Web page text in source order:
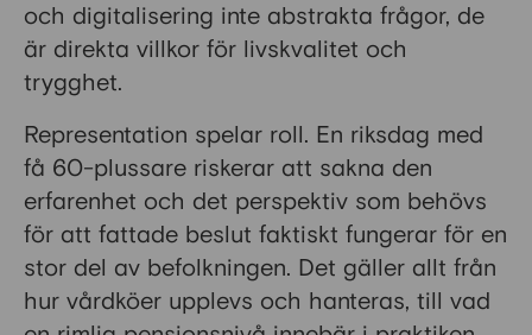
och digitalisering inte abstrakta frågor, de
är direkta villkor för livskvalitet och
trygghet.
Representation spelar roll. En riksdag med
få 60-plussare riskerar att sakna den
erfarenhet och det perspektiv som behövs
för att fattade beslut faktiskt fungerar för en
stor del av befolkningen. Det gäller allt från
hur vårdköer upplevs och hanteras, till vad